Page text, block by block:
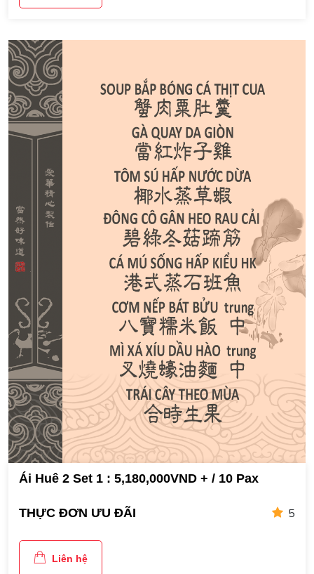
Ái Huê 2 Set 1 : 5,180,000VND + / 10 Pax
THỰC ĐƠN ƯU ĐÃI 5
Liên hệ